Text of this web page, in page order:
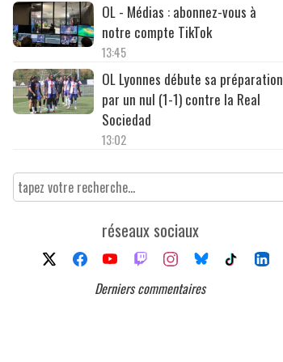
OL - Médias : abonnez-vous à
notre compte TikTok
13:45
OL Lyonnes débute sa préparation
par un nul (1-1) contre la Real
Sociedad
13:02
réseaux sociaux
Derniers commentaires